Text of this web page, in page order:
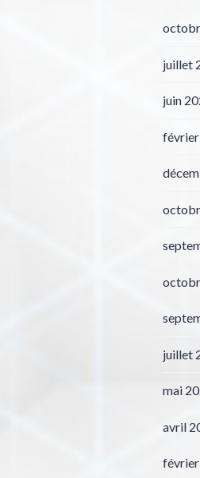
juillet
juin
juillet
mai
avril